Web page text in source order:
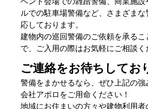
ルでの駐車場警備など、さまざま
応しております。
建物内の巡回警備のご依頼を承る
で、ご入用の際はお気軽にご相談く
ご連絡をお待ちしてお
警備をまかせるなら、ぜひ上記の
会社アポロをご用命ください！
地域にお住まいの方々や建物利用